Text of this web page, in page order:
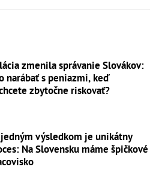
zmenila správanie Slovákov:
narábať s peniazmi, keď
zbytočne riskovať?
výsledkom je unikátny
Na Slovensku máme špičkové